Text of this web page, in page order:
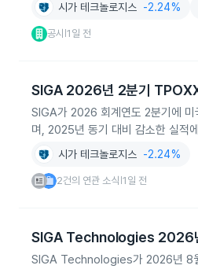
시가 테크놀로지스 -2.24%
공시 |1일 전
SIGA 2026년 2분기
SIGA가 2026 회계연도 2분기에
며, 2025년 동기 대비 감소한 실적
시가 테크놀로지스 -2.24%
2건의 연관 소식 1일 전
SIGA Technologies 2026
SIGA Technologies가 2026년 8월